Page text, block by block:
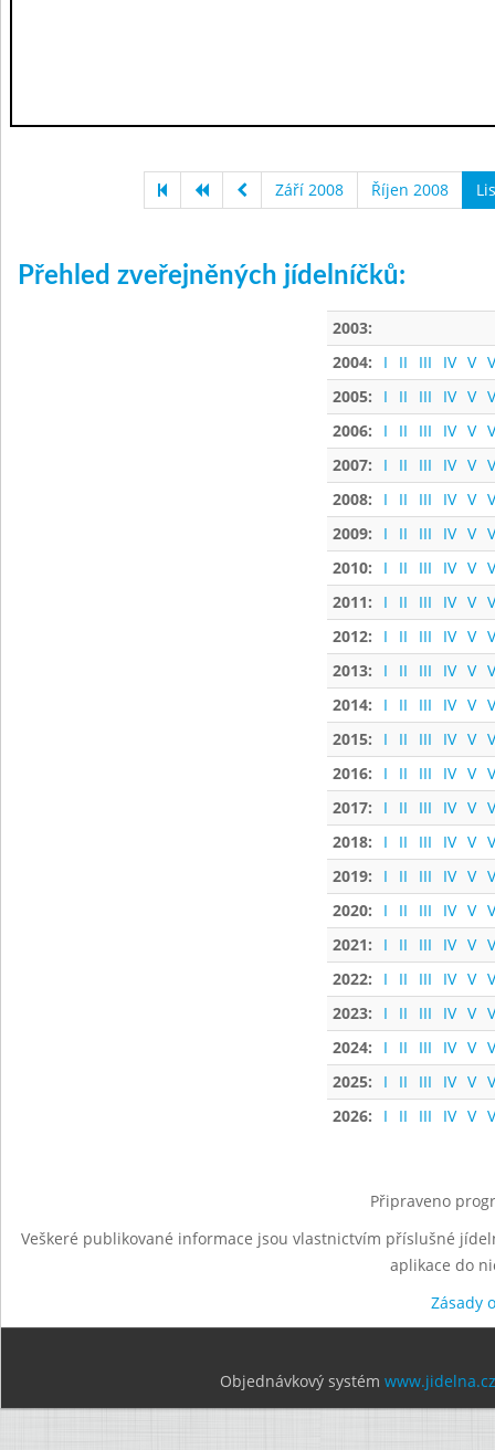
Září 2008 Říjen 2008
Přehled zveřejněných jídelníčků:
2003:
2004:
I II III IV V
2005:
I II III IV V
2006:
I II III IV V
2007:
I II III IV V
2008:
I II III IV V
2009:
I II III IV V
2010:
I II III IV V
2011:
I II III IV V
2012:
I II III IV V
2013:
I II III IV V
2014:
I II III IV V
2015:
I II III IV V
2016:
I II III IV V
2017:
I II III IV V
2018:
I II III IV V
2019:
I II III IV V
2020:
I II III IV V
2021:
I II III IV V
2022:
I II III IV V
2023:
I II III IV V
2024:
I II III IV V
2025:
I II III IV V
2026:
I II III IV V
Připraveno
Veškeré publikované informace jsou vlastnictvím příslušné
aplikace do
Zásady
Objednávkový systém www.jidelna.cz